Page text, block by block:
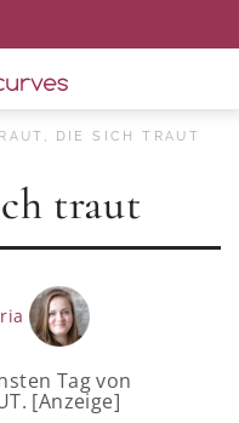
DIE SICH TRAUT
traut
Tag von
[Anzeige]